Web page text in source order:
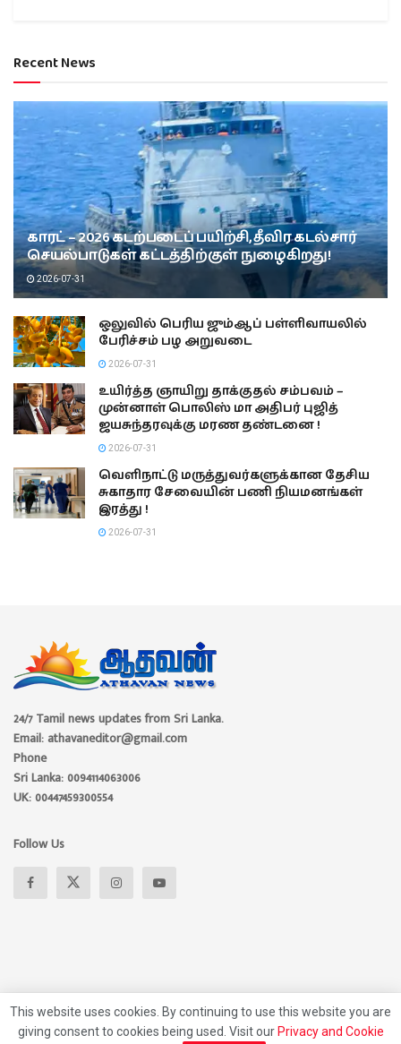
Recent News
காரட் – 2026 கடற்படைப் பயிற்சி, தீவிர கடல்சார்
செயல்பாடுகள் கட்டத்திற்குள் நுழைகிறது!
2026-07-31
ஒலுவில் பெரிய ஜும்ஆப் பள்ளிவாயலில்
பேரிச்சம் பழ அறுவடை
2026-07-31
உயிர்த்த ஞாயிறு தாக்குதல் சம்பவம் –
முன்னாள் பொலிஸ் மா அதிபர் புஜித்
ஜயசுந்தரவுக்கு மரண தண்டனை !
2026-07-31
வெளிநாட்டு மருத்துவர்களுக்கான தேசிய
சுகாதார சேவையின் பணி நியமனங்கள்
இரத்து !
2026-07-31
24/7 Tamil news updates from Sri Lanka.
Email: athavaneditor@gmail.com
Phone
Sri Lanka: 0094114063006
UK: 00447459300554
Follow Us
This website uses cookies. By continuing to use this website you are
giving consent to cookies being used. Visit our Privacy and Cookie